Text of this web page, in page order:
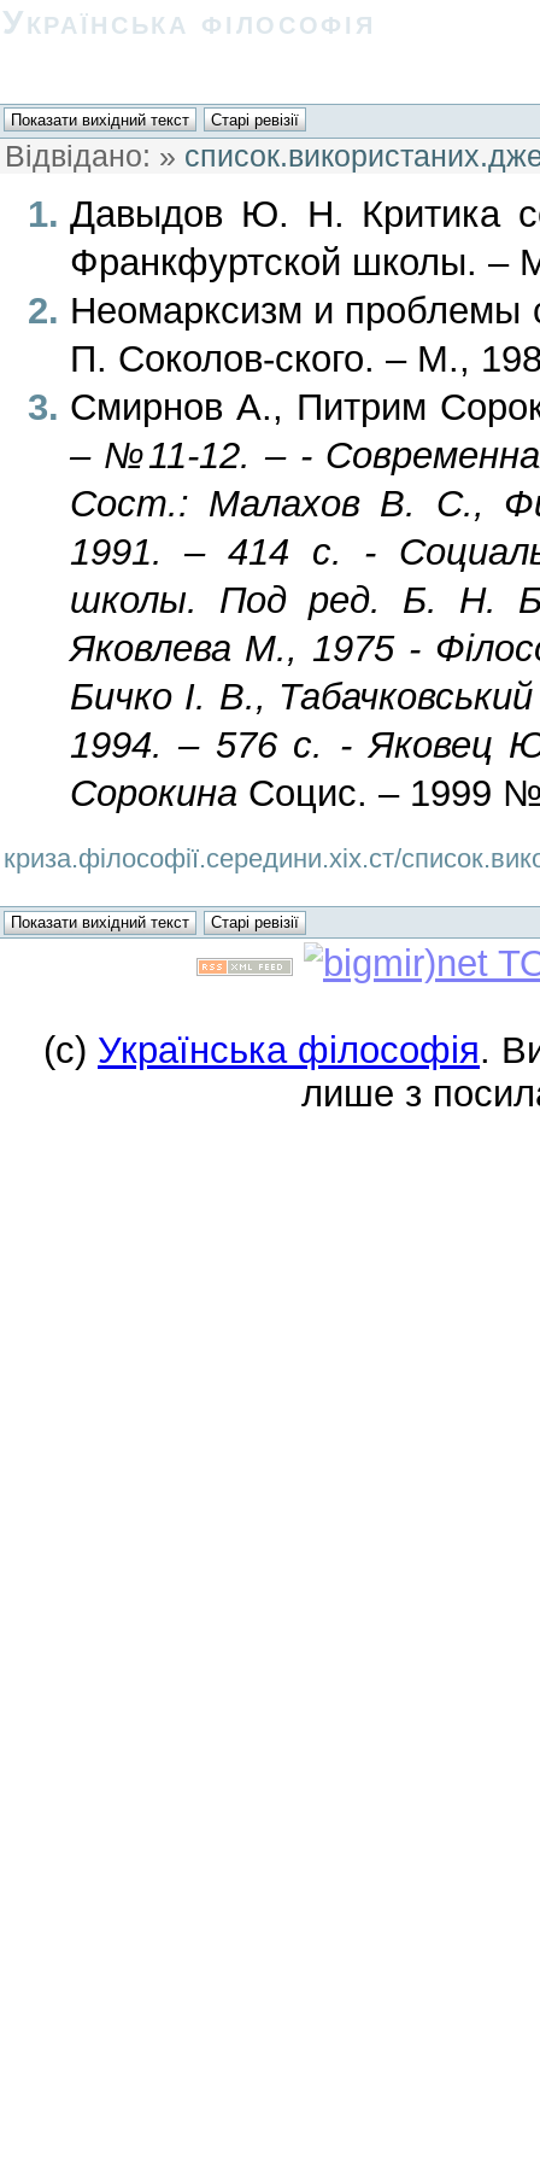
Українська філософія
Відвідано: »
Давыдов Ю. Н. Критика
Франкфуртской школы. –
Неомарксизм и проблемы
П. Соколов-ского. – М.,
Смирнов А., Питрим
– №11-12. – -
Сост.: Малахов В. С.,
1991. – 414 с. -
школы. Под ред. Б. Н.
Яковлева М., 1975 -
Бичко І. В.,
1994. – 576 с. - Яковец
Сорокина Социс. – 1999
криза.філософії.середини.xix.ст/
(c) Українська філософія.
лише з